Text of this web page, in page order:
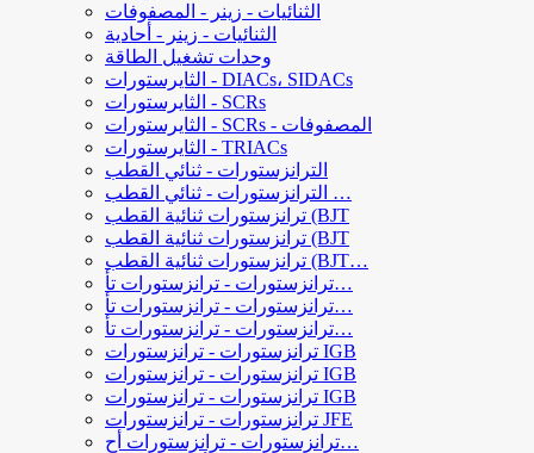
الثنائيات - زينر - المصفوفات
الثنائيات - زينر - أحادية
وحدات تشغيل الطاقة
الثايرستورات - DIACs، SIDACs
الثايرستورات - SCRs
الثايرستورات - SCRs - المصفوفات
الثايرستورات - TRIACs
الترانزستورات - ثنائي القطب
الترانزستورات - ثنائي القطب …
ترانزستورات ثنائية القطب (BJT
ترانزستورات ثنائية القطب (BJT
ترانزستورات ثنائية القطب (BJT…
ترانزستورات - ترانزستورات تأ…
ترانزستورات - ترانزستورات تأ…
ترانزستورات - ترانزستورات تأ…
ترانزستورات - ترانزستورات IGB
ترانزستورات - ترانزستورات IGB
ترانزستورات - ترانزستورات IGB
ترانزستورات - ترانزستورات JFE
ترانزستورات - ترانزستورات أح…